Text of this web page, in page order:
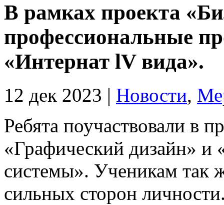
В рамках проекта
профессиональные
«Интернат lV вида».
12 дек 2023 | Новости,
Ребята поучаствовали в
«Графический дизайн»
системы». Ученикам так
сильных сторон